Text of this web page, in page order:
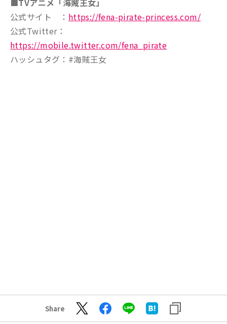
■TVアニメ「海賊王女」
公式サイト ： https://fena-pirate-princess.com/
公式Twitter：
https://mobile.twitter.com/fena_pirate
ハッシュタグ：#海賊王女
Share